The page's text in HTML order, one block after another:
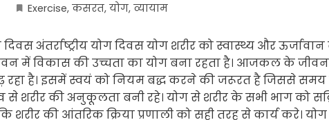
Exercise, कसरत, योग, व्यायाम
दिवस अंतर्राष्ट्रीय योग दिवस योग शरीर को स्वास्थ्य और
में विकास की उच्चता का योग बना रहता है। आजकल के
है। इसमें स्वयं को नियम बद्ध करने की जरूरत है जिससे
शरीर की अनुकूलता बनी रहे। योग से शरीर के सभी भाग को
शरीर की आंतरिक क्रिया प्रणाली को सही तरह से कार्य करे।